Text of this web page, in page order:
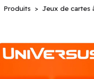
Produits Jeux de cartes